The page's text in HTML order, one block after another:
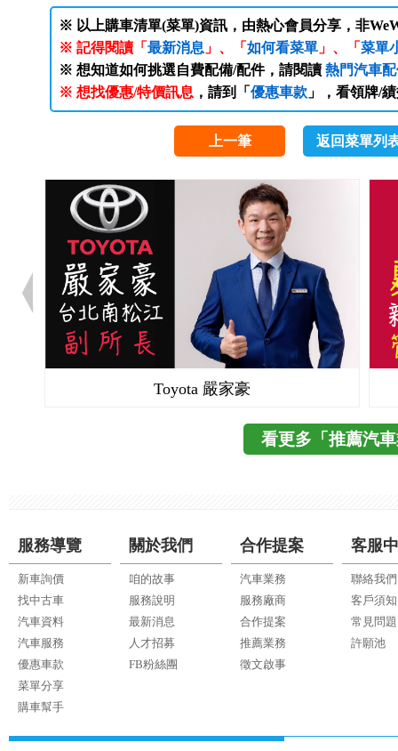
※ 以上購車清單(菜單)資訊，由熱心會員分享，非
※ 記得閱讀「 最新消息 」、「 如何看菜單」、「 菜單
※ 想知道如何挑選自費配備/配件，請閱讀 熱門汽車
※ 想找優惠/特價訊息 ，請到「 優惠車款」，看領牌/
上一筆 返回菜單列
Toyota 嚴家豪
看更多「推薦汽
服務導覽
新車詢價
找中古車
汽車資料
汽車服務
優惠車款
菜單分享
購車幫手
關於我們
咱的故事
服務說明
最新消息
人才招募
FB粉絲團
合作提案
汽車業務
服務廠商
合作提案
推薦業務
徵文啟事
客服
聯絡我們
客戶須知
常見問題
許願池